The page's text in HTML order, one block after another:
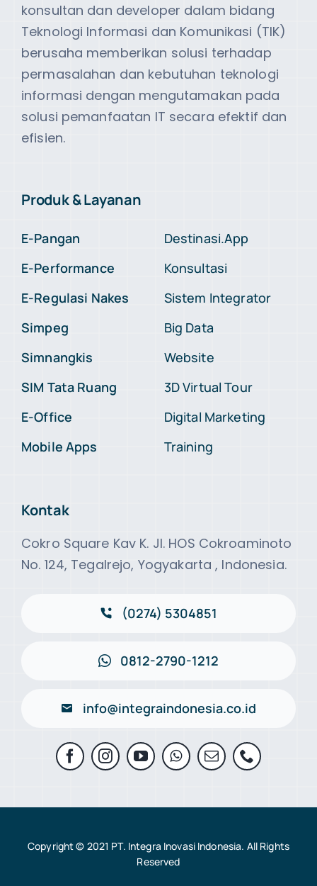
konsultan dan developer dalam bidang
Teknologi Informasi dan Komunikasi (TIK)
berusaha memberikan solusi terhadap
permasalahan dan kebutuhan teknologi
informasi dengan mengutamakan pada
solusi pemanfaatan IT secara efektif dan
efisien.
Produk & Layanan
E-Pangan
E-Performance
E-Regulasi Nakes
Simpeg
Simnangkis
SIM Tata Ruang
E-Office
Mobile Apps
Destinasi.App
Konsultasi
Sistem Integrator
Big Data
Website
3D Virtual Tour
Digital Marketing
Training
Kontak
Cokro Square Kav K. Jl. HOS Cokroaminoto
No. 124, Tegalrejo, Yogyakarta , Indonesia.
(0274) 5304851
0812-2790-1212
info@integraindonesia.co.id
Copyright © 2021 PT. Integra Inovasi Indonesia. All Rights
Reserved